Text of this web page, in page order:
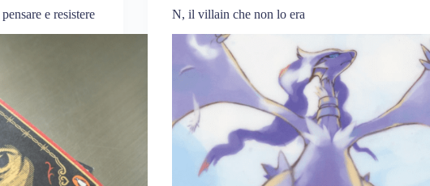
e resistere N, il villain che non lo era